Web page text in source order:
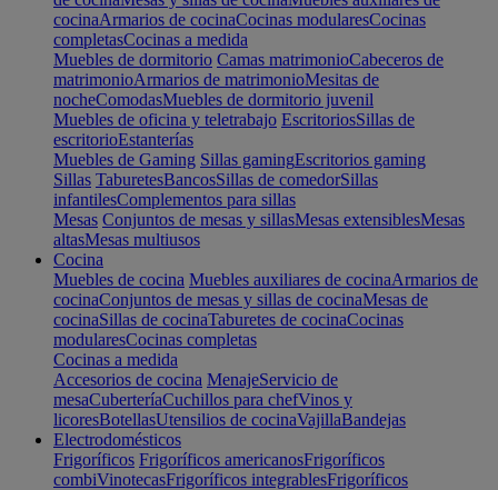
cocinaArmarios de cocinaCocinas modularesCocinas
completasCocinas a medida
Muebles de dormitorio Camas matrimonioCabeceros de
matrimonioArmarios de matrimonioMesitas de
nocheComodasMuebles de dormitorio juvenil
Muebles de oficina y teletrabajo EscritoriosSillas de
escritorioEstanterías
Muebles de Gaming Sillas gamingEscritorios gaming
Sillas TaburetesBancosSillas de comedorSillas
infantilesComplementos para sillas
Mesas Conjuntos de mesas y sillasMesas extensiblesMesas
altasMesas multiusos
Cocina
Muebles de cocina Muebles auxiliares de cocinaArmarios de
cocinaConjuntos de mesas y sillas de cocinaMesas de
cocinaSillas de cocinaTaburetes de cocinaCocinas
modularesCocinas completas
Cocinas a medida
Accesorios de cocina MenajeServicio de
mesaCuberteríaCuchillos para chefVinos y
licoresBotellasUtensilios de cocinaVajillaBandejas
Electrodomésticos
Frigoríficos Frigoríficos americanosFrigoríficos
combiVinotecasFrigoríficos integrablesFrigoríficos